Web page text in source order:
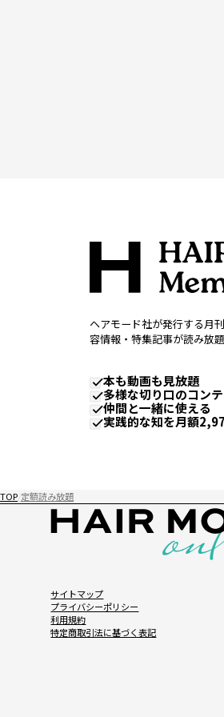
ヘアモード社が発行する月
容情報・特集記事が読み放
本も動画も見放題
多様な切り口のコン
仲間と一緒に使える
実践的な知を月額
TOP 定額読み放題
サイトマップ
プライバシーポリシー
利用規約
特定商取引法に基づく表記